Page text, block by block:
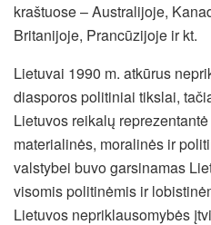
kraštuose – Australijoje,
Britanijoje, Prancūzijoje ir kt.
Lietuvai 1990 m. atkūrus
diasporos politiniai tikslai,
Lietuvos reikalų
materialinės, moralinės ir
valstybei buvo garsinamas
visomis politinėmis ir
Lietuvos nepriklausomybės